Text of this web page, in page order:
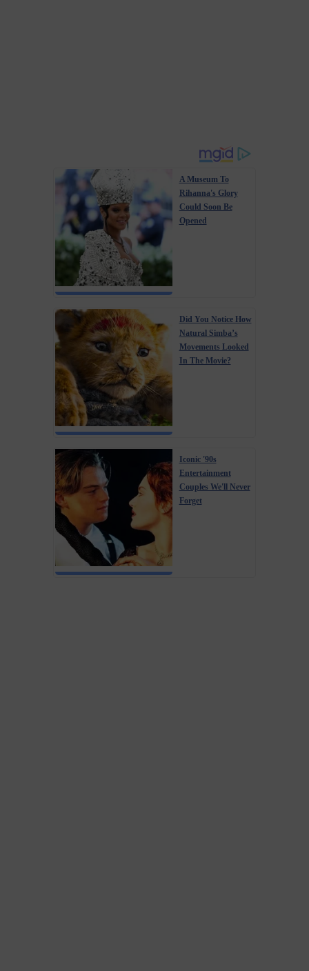
A Museum To
Rihanna's Glory
Could Soon Be
Opened
Did You Notice How
Natural Simba’s
Movements Looked
In The Movie?
Iconic '90s
Entertainment
Couples We'll Never
Forget